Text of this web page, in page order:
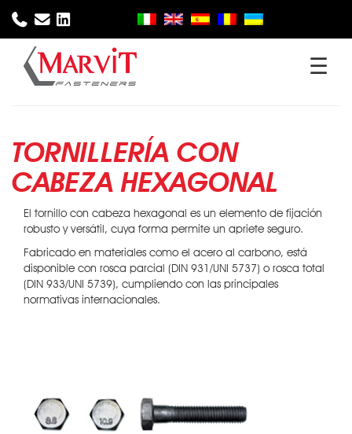
☰
Inicio
Productos
Sectores
Servicios
Descargar
TORNILLERÍA CON
CABEZA HEXAGONAL
El tornillo con cabeza hexagonal es un elemento de fijación
robusto y versátil, cuya forma permite un apriete seguro.
Fabricado en materiales como el acero al carbono, está
disponible con rosca parcial (DIN 931/UNI 5737) o rosca total
(DIN 933/UNI 5739), cumpliendo con las principales
normativas internacionales.